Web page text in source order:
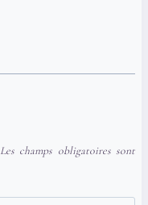
Les champs obligatoires sont